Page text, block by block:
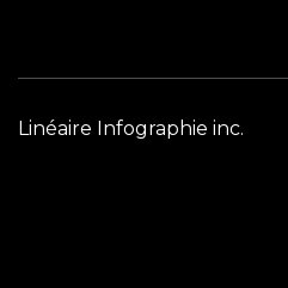
Linéaire Infographie inc.